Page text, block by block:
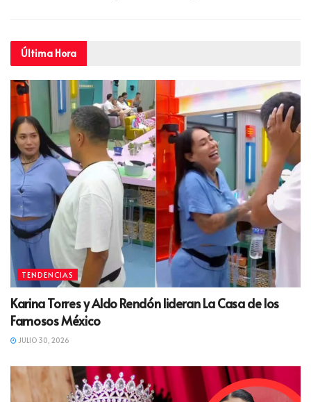
Última Hora
TENDENCIAS
Karina Torres y Aldo Rendón lideran La Casa de los
Famosos México
JULIO 30, 2026